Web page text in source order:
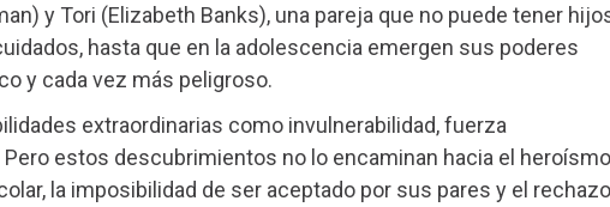
y Tori (Elizabeth Banks), una pareja que no puede tener
hasta que en la adolescencia emergen sus poderes
y cada vez más peligroso.
extraordinarias como invulnerabilidad, fuerza
estos descubrimientos no lo encaminan hacia el
la imposibilidad de ser aceptado por sus pares y el rechazo